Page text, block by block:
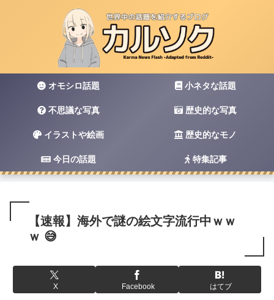
オモシロ話題 小ネタな話題
不思議な写真 歴史的な写真
イラストや絵画 歴史的なモノ
今日の話題 特集記事
【速報】海外で謎の絵文字流行中ｗｗ
ｗ 😅
X Facebook はてブ